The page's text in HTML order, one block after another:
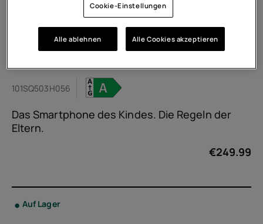
HMD Fusion X1
101SQ503H056
Das Smartphone des Kindes. Die Regeln der
Eltern.
€249.99
Auf Lager
Cookie-Einstellungen
Alle ablehnen Alle Cookies akzeptieren